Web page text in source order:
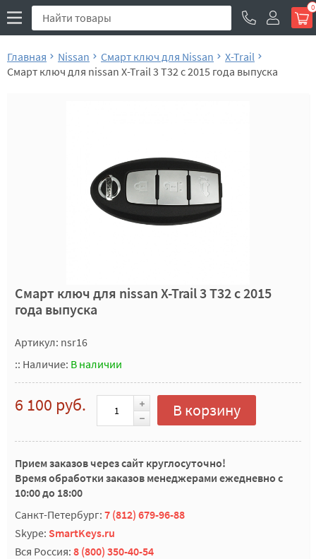
0
Главная Nissan Смарт ключ для Nissan
X-Trail
Смарт ключ для nissan X-Trail 3 T32 с 2015 года выпуска
Смарт ключ для nissan X-Trail 3 T32 с 2015
года выпуска
Артикул: nsr16
:: Наличие: В наличии
6 100 руб. В корзину
Прием заказов через сайт круглосуточно!
Время обработки заказов менеджерами ежедневно с
10:00 до 18:00
Санкт-Петербург: 7 (812) 679-96-88
Skype: SmartKeys.ru
Вся Россия: 8 (800) 350-40-54